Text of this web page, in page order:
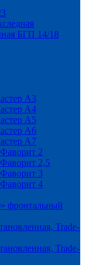
БГП 14/18
А3
А4
А5
А6
А7
2
2,5
3
4
фронтальный
Trade-
Trade-